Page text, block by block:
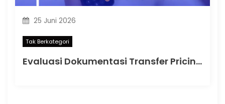
25 Juni 2026
Tak Berkategori
Evaluasi Dokumentasi Transfer Pricing: Cara Efektif Mengukur Kepatuhan dan Mengurangi Risiko Pajak